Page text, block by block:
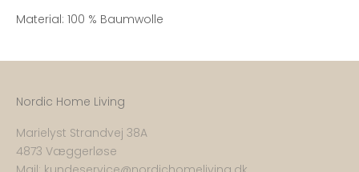
Material: 100 % Baumwolle
Nordic Home Living
Marielyst Strandvej 38A
4873 Væggerløse